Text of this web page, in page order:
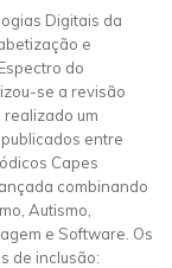
Digitais da
e
do
se a revisão
um
entre
Capes
combinando
Autismo,
e Software. Os
de inclusão: